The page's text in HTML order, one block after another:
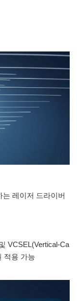
레이저 드라이버
VCSEL(Vertical-Ca
적용 가능